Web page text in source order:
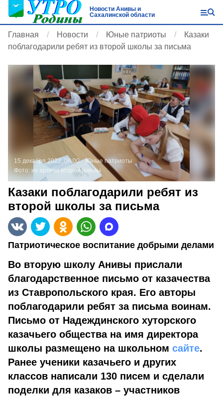
Новости Анивы и
Сахалинской области
Главная Новости Юные патриоты
Казаки
поблагодарили ребят из второй школы за письма
15 декабря 2022, 06:00
Юные патриоты
Фото:из архива второй школы
Казаки поблагодарили ребят из
второй школы за письма
Патриотическое воспитание добрыми делами
Во вторую школу Анивы прислали
благодарственное письмо от казачества
из Ставропольского края. Его авторы
поблагодарили ребят за письма воинам.
Письмо от Надеждинского хуторского
казачьего общества на имя директора
школы размещено на школьном сайте.
Ранее ученики казачьего и других
классов написали 130 писем и сделали
поделки для казаков – участников